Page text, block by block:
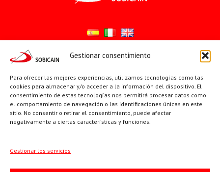
Gestionar consentimiento
Para ofrecer las mejores experiencias, utilizamos tecnologías como las
cookies para almacenar y/o acceder a la información del dispositivo. El
consentimiento de estas tecnologías nos permitirá procesar datos como
el comportamiento de navegación o las identificaciones únicas en este
sitio. No consentir o retirar el consentimiento, puede afectar
negativamente a ciertas características y funciones.
Gestionar los servicios
YouTube
X Facebook
PÁGINAS INSTITUCIONALES